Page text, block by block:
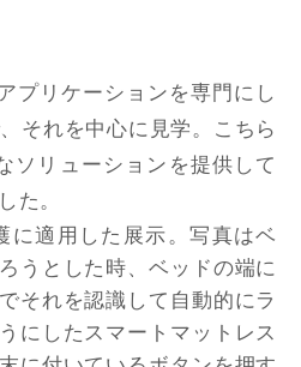
プリケーションを専門にし
それを中心に見学。こちら
ソリューションを提供して
た。
に適用した展示。写真はベ
うとした時、ベッドの端に
それを認識して自動的にラ
にしたスマートマットレス